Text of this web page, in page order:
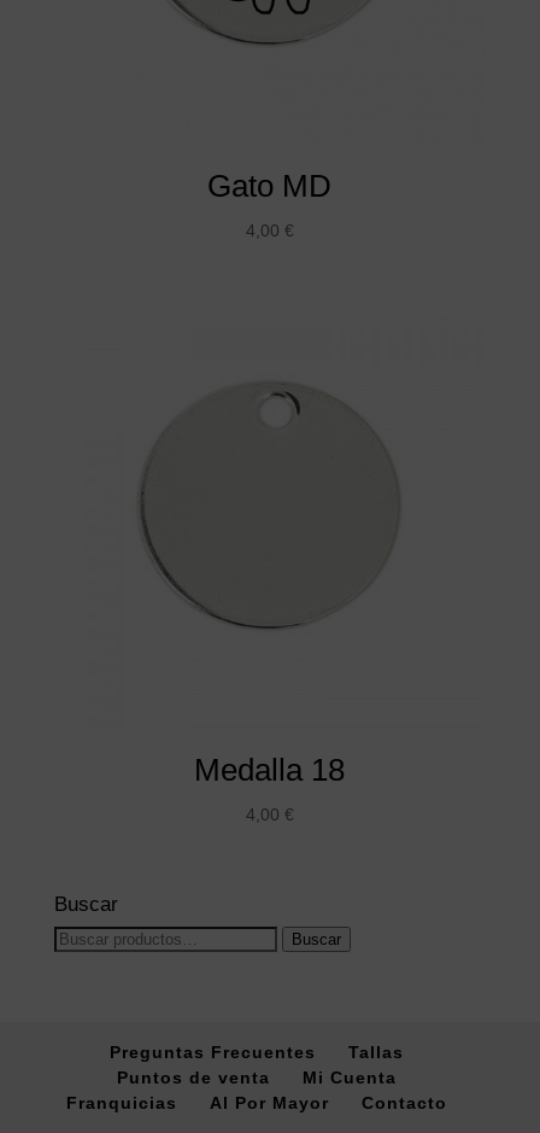
Gato MD
4,00 €
Medalla 18
4,00 €
Buscar
Buscar
Buscar
Preguntas Frecuentes
Tallas
Puntos de venta
Mi Cuenta
Franquicias
Al Por Mayor Contacto